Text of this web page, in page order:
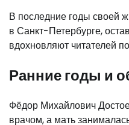
В последние годы своей
в Санкт-Петербурге,
вдохновляют читателей
Ранние годы и
Фёдор Михайлович
врачом, а мать